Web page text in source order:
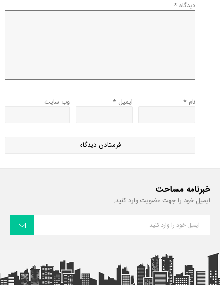
دیدگاه *
نام * ایمیل * وب‌ سایت
خبرنامه مساحت
ایمیل خود را جهت عضویت وارد کنید.